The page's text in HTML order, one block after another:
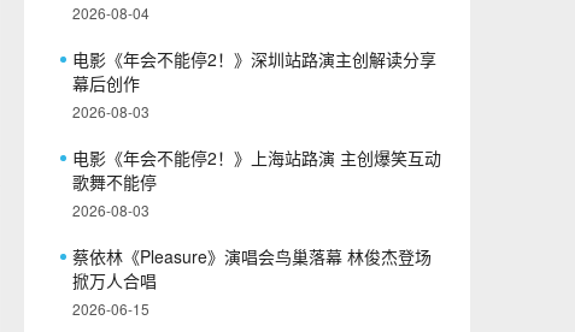
2026-08-04
电影《年会不能停2！》深圳站路演主创解读分享
幕后创作
2026-08-03
电影《年会不能停2！》上海站路演 主创爆笑互动
歌舞不能停
2026-08-03
蔡依林《Pleasure》演唱会鸟巢落幕 林俊杰登场
掀万人合唱
2026-06-15